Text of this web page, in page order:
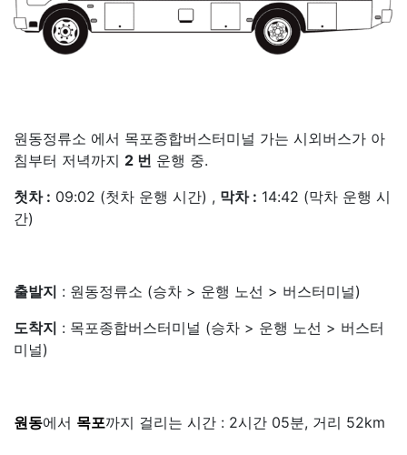
원동정류소 에서 목포종합버스터미널 가는 시외버스가 아
침부터 저녁까지 2 번 운행 중.
첫차 : 09:02 (첫차 운행 시간) , 막차 : 14:42 (막차 운행 시
간)
출발지 : 원동정류소 (승차 > 운행 노선 > 버스터미널)
도착지 : 목포종합버스터미널 (승차 > 운행 노선 > 버스터
미널)
원동에서 목포까지 걸리는 시간 : 2시간 05분, 거리 52km